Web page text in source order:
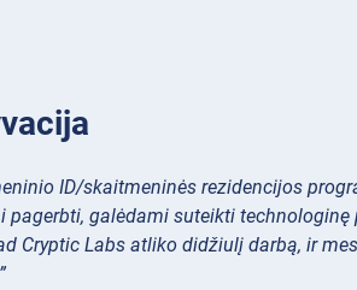
ID/skaitmeninės rezidencijos
pagerbti, galėdami suteikti
Cryptic Labs atliko didžiulį darbą, ir